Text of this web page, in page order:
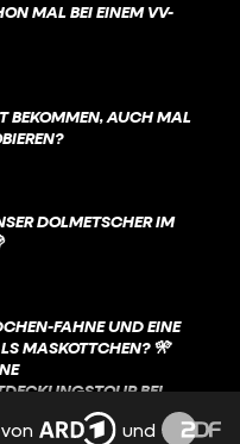
MAL BEI EINEM VV-
BEKOMMEN, AUCH MAL
⠀
DOLMETSCHER IM
FAHNE UND EINE
MASKOTTCHEN? 🎌
BEI
🤯 und